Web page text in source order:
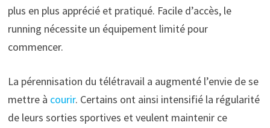
plus en plus apprécié et pratiqué. Facile d’accès, le
running nécessite un équipement limité pour
commencer.
La pérennisation du télétravail a augmenté l’envie de se
mettre à courir. Certains ont ainsi intensifié la régularité
de leurs sorties sportives et veulent maintenir ce